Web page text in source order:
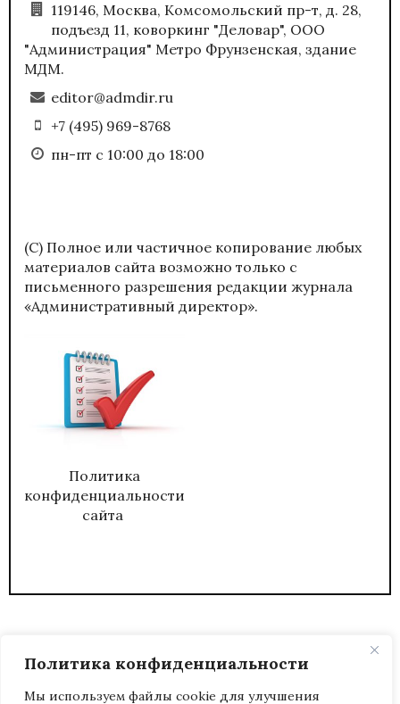
Политика конфиденциальности
Мы используем файлы cookie для улучшения
119146, Москва, Комсомольский пр-т, д. 28,
подъезд 11, коворкинг "Деловар", ООО
"Администрация" Метро Фрунзенская, здание
МДМ.
editor@admdir.ru
+7 (495) 969-8768
пн-пт с 10:00 до 18:00
(С) Полное или частичное копирование любых
материалов сайта возможно только с
письменного разрешения редакции журнала
«Административный директор».
Политика
конфиденциальности
сайта